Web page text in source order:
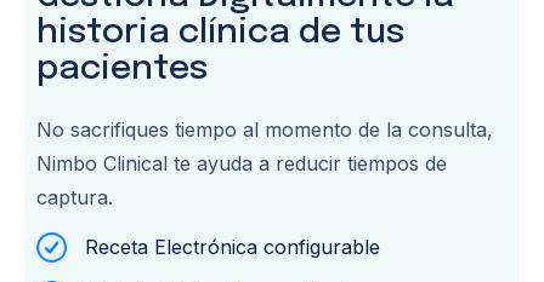
historia clínica de tus
pacientes
No sacrifiques tiempo al momento de la consulta,
Nimbo Clinical te ayuda a reducir tiempos de
captura.
Receta Electrónica configurable